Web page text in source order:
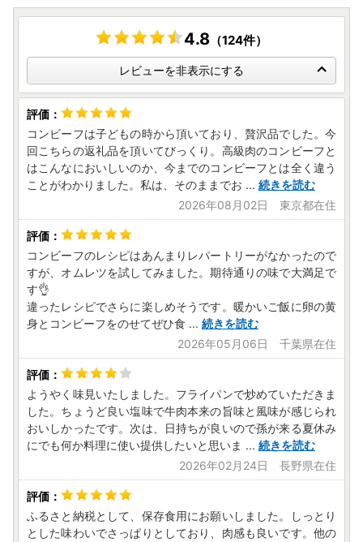
4.8 （124件）
レビューを非表示にする
コンビーフは子どもの時から頂いており、贅沢品でした。今
回こちらの返礼品を頂いてびっくり。高級肉のコンビーフと
はこんなにおいしいのか、今までのコンビーフとは全く違う
ことがわかりました。私は、そのままでお ... 続きを読む
2026年08月02日 東京都在住
コンビーフのレシピはあんまりレパートリーがなかったので
すが、オムレツを試してみました。期待通りの味で大満足で
す👌
違ったレシピでさらに楽しめそうです。暖かいご飯に卵の黄
身とコンビーフをのせてぜひ食 ... 続きを読む
2026年05月06日 千葉県在住
ようやく味見いたしました。フライパンで炒めていただきま
した。ちょうど良い塩味で牛肉本来の旨味と風味が感じられ
おいしかったです。次は、日持ちが良いので孫が来る夏休み
にでも何か料理に使い提供したいと思いま ... 続きを読む
2026年02月24日 長野県在住
ふるさと納税として、保存食用にお願いしました。しっとり
とした味わいでさっぱりとしており、肉感も良いです。他の